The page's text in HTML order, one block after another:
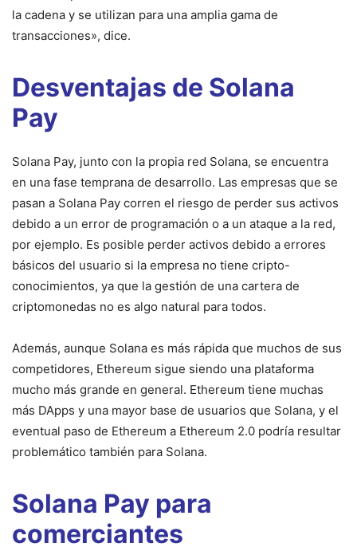
la cadena y se utilizan para una amplia gama de
transacciones», dice.
Desventajas de Solana
Pay
Solana Pay, junto con la propia red Solana, se encuentra
en una fase temprana de desarrollo. Las empresas que se
pasan a Solana Pay corren el riesgo de perder sus activos
debido a un error de programación o a un ataque a la red,
por ejemplo. Es posible perder activos debido a errores
básicos del usuario si la empresa no tiene cripto-
conocimientos, ya que la gestión de una cartera de
criptomonedas no es algo natural para todos.
Además, aunque Solana es más rápida que muchos de sus
competidores, Ethereum sigue siendo una plataforma
mucho más grande en general. Ethereum tiene muchas
más DApps y una mayor base de usuarios que Solana, y el
eventual paso de Ethereum a Ethereum 2.0 podría resultar
problemático también para Solana.
Solana Pay para
comerciantes